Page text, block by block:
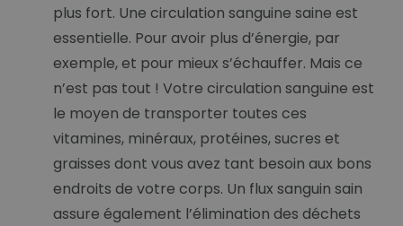
plus fort. Une circulation sanguine saine est
essentielle. Pour avoir plus d’énergie, par
exemple, et pour mieux s’échauffer. Mais ce
n’est pas tout ! Votre circulation sanguine est
le moyen de transporter toutes ces
vitamines, minéraux, protéines, sucres et
graisses dont vous avez tant besoin aux bons
endroits de votre corps. Un flux sanguin sain
assure également l’élimination des déchets